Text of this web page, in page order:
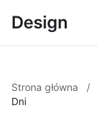
Design
Strona główna /
Dni